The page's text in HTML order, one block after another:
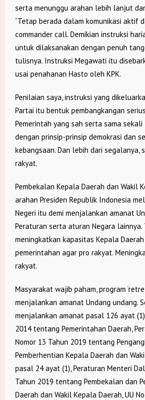
serta menunggu arahan lebih lanjut
“Tetap berada dalam komunikasi aktif
commander call. Demikian instruksi
untuk dilaksanakan dengan penuh
tulisnya. Instruksi Megawati itu
usai penahanan Hasto oleh KPK.
Penilaian saya, instruksi yang
Partai itu bentuk pembangkangan
Pemerintah yang sah serta sama
dengan prinsip-prinsip demokrasi dan
kebangsaan. Dan lebih dari segalanya,
rakyat.
Pembekalan Kepala Daerah dan Wakil
arahan Presiden Republik Indonesia
Negeri itu demi menjalankan amanat
Peraturan serta aturan Negara lainnya.
meningkatkan kapasitas Kepala
pemerintahan agar pro rakyat.
rakyat.
Masyarakat wajib paham, program
menjalankan amanat Undang undang.
menjalankan amanat pasal 126 ayat (1)
2014 tentang Pemerintahan Daerah,
Nomor 13 Tahun 2019 tentang
Pemberhentian Kepala Daerah dan
pasal 24 ayat (1), Peraturan Menteri
Tahun 2019 tentang Pembekalan dan
Daerah dan Wakil Kepala Daerah, UU